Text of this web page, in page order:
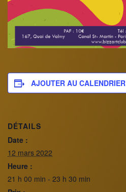
AJOUTER AU CALENDRIER
DÉTAILS
Date :
12 mars 2022
Heure :
21 h 00 min - 23 h 30 min